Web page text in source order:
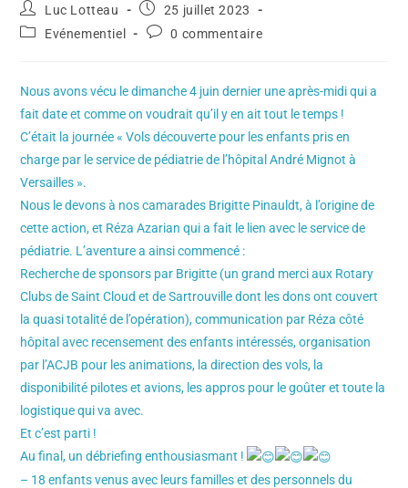
Luc Lotteau
25 juillet 2023
Evénementiel
0 commentaire
Nous avons vécu le dimanche 4 juin dernier une après-midi qui a
fait date et comme on voudrait qu’il y en ait tout le temps !
C’était la journée « Vols découverte pour les enfants pris en
charge par le service de pédiatrie de l’hôpital André Mignot à
Versailles ».
Nous le devons à nos camarades Brigitte Pinauldt, à l’origine de
cette action, et Réza Azarian qui a fait le lien avec le service de
pédiatrie. L’aventure a ainsi commencé :
Recherche de sponsors par Brigitte (un grand merci aux Rotary
Clubs de Saint Cloud et de Sartrouville dont les dons ont couvert
la quasi totalité de l’opération), communication par Réza côté
hôpital avec recensement des enfants intéressés, organisation
par l’ACJB pour les animations, la direction des vols, la
disponibilité pilotes et avions, les appros pour le goûter et toute la
logistique qui va avec.
Et c’est parti !
Au final, un débriefing enthousiasmant !
– 18 enfants venus avec leurs familles et des personnels du